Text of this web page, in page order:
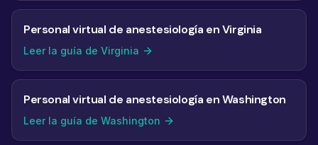
Personal virtual de anestesiología en Virginia
Leer la guía de Virginia
Personal virtual de anestesiología en Washington
Leer la guía de Washington